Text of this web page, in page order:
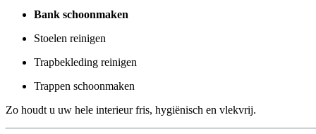
Bank schoonmaken
Stoelen reinigen
Trapbekleding reinigen
Trappen schoonmaken
Zo houdt u uw hele interieur fris, hygiënisch en vlekvrij.